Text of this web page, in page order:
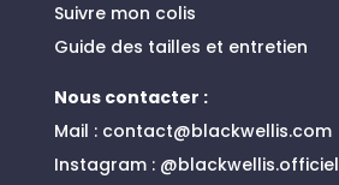
Suivre mon colis
Guide des tailles et entretien
Nous contacter :
Mail : contact@blackwellis.com
Instagram :@blackwellis.officiel